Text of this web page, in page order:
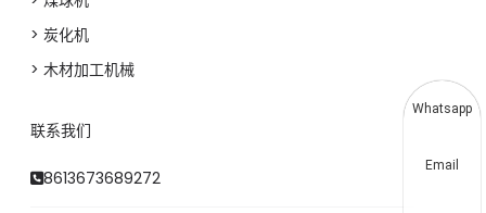
> 炭化机
> 木材加工机械
联系我们
8613673689272
Whatsapp
Email